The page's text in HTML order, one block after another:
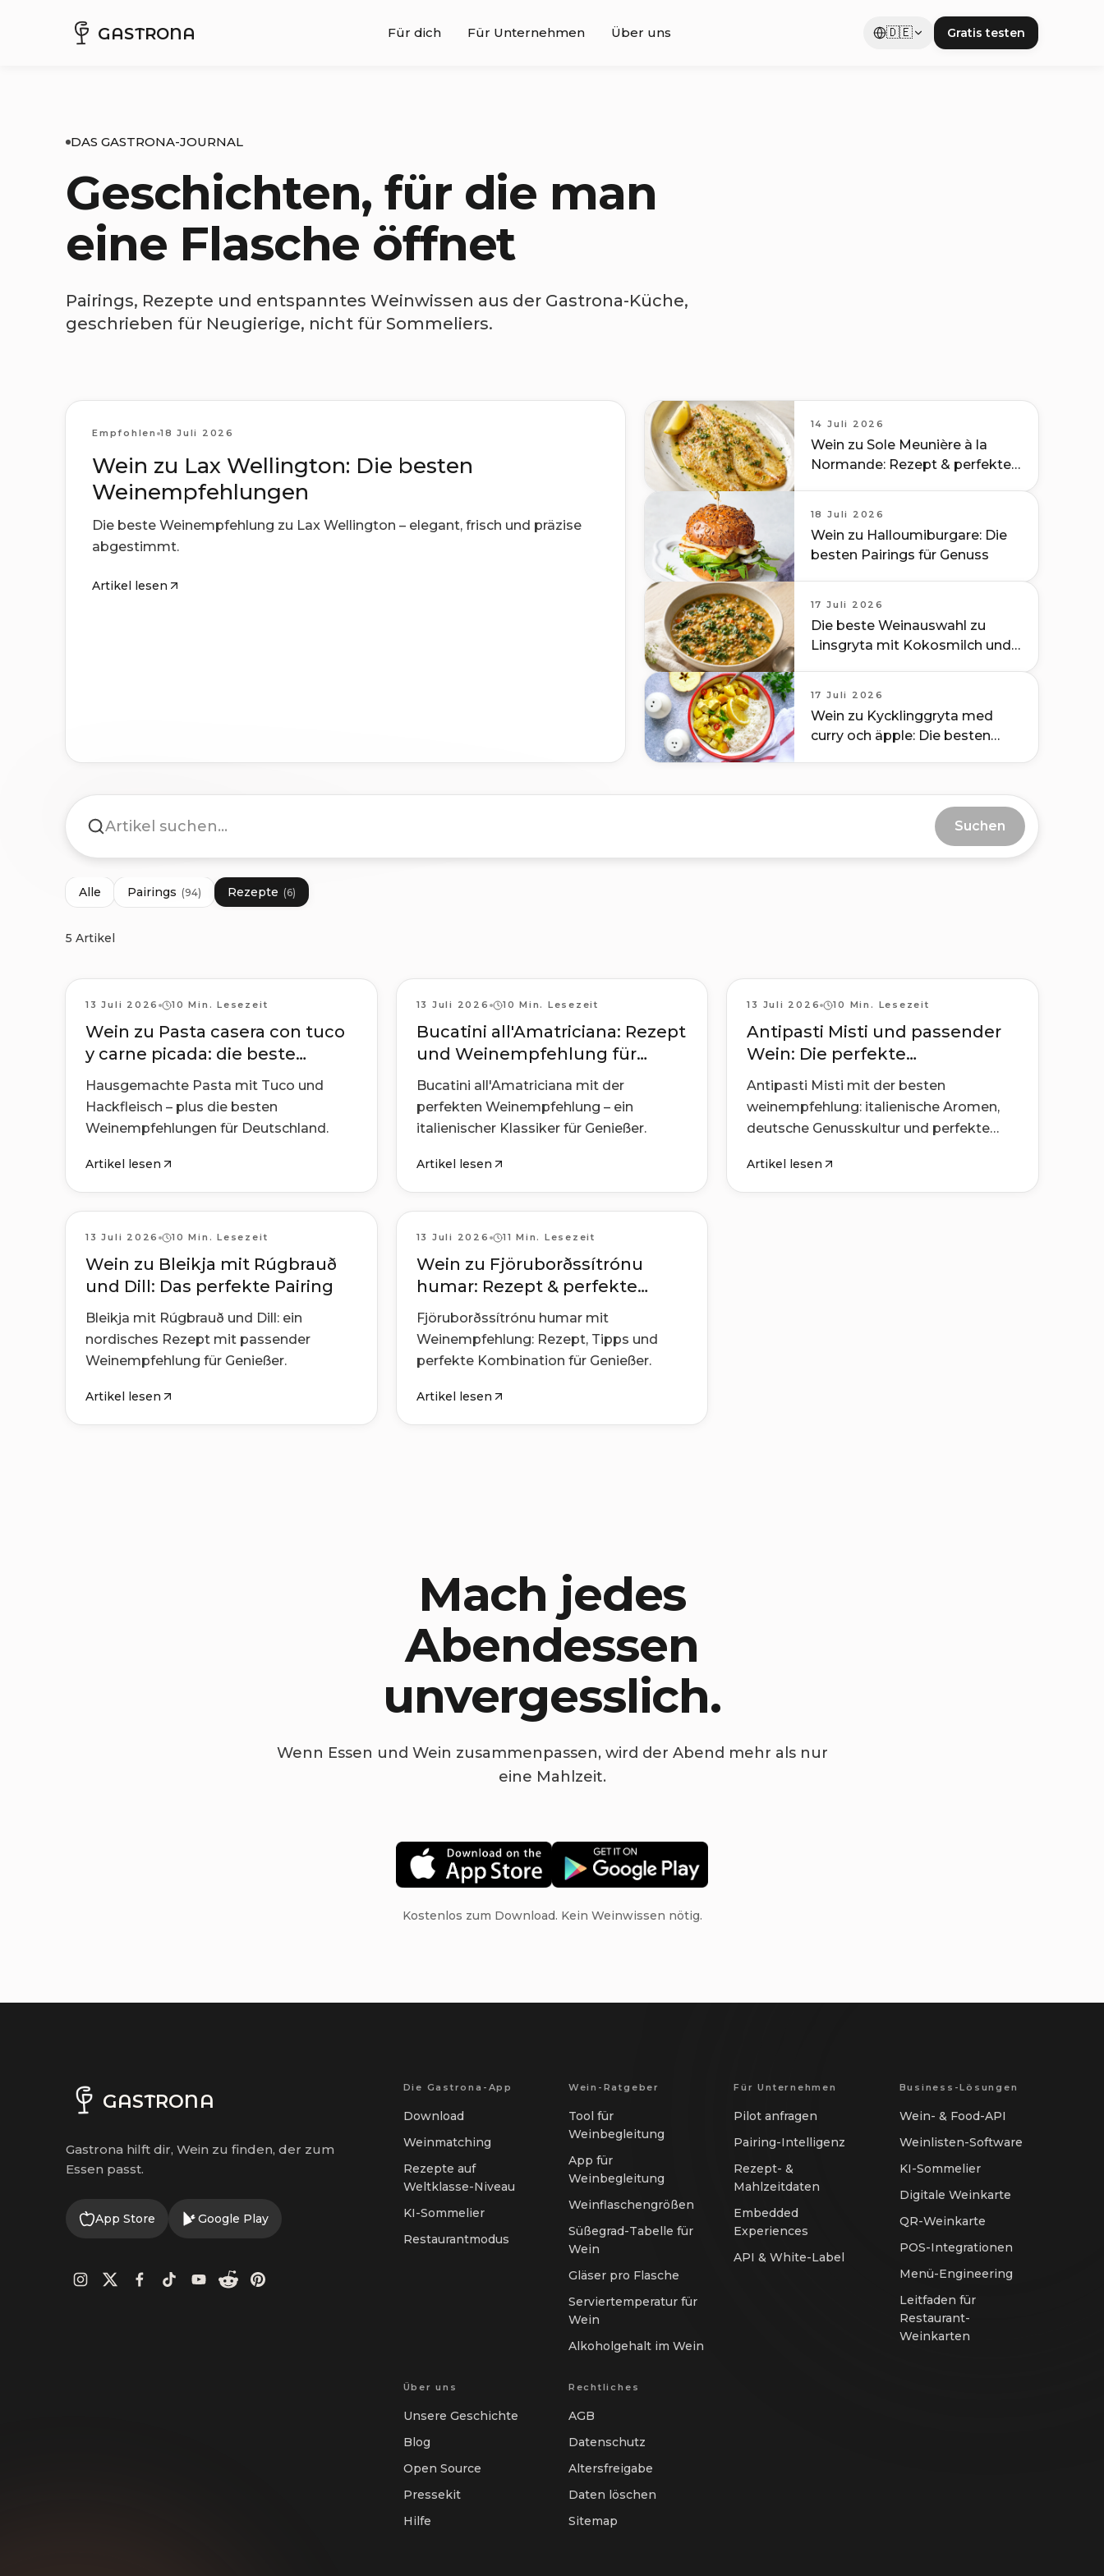
GASTRONA Für dich Für Unternehmen Über uns 🇩🇪 Gratis testen
DAS GASTRONA-JOURNAL
Geschichten, für die man
eine Flasche öffnet
Pairings, Rezepte und entspanntes Weinwissen aus der Gastrona-Küche,
geschrieben für Neugierige, nicht für Sommeliers.
Empfohlen 18 Juli 2026
Wein zu Lax Wellington: Die besten
Weinempfehlungen
Die beste Weinempfehlung zu Lax Wellington – elegant, frisch und präzise
abgestimmt.
Artikel lesen
14 Juli 2026
Wein zu Sole Meunière à la
Normande: Rezept & perfekte
18 Juli 2026
Wein zu Halloumiburgare: Die
besten Pairings für Genuss
17 Juli 2026
Die beste Weinauswahl zu
Linsgryta mit Kokosmilch und
17 Juli 2026
Wein zu Kycklinggryta med
curry och äpple: Die besten
Suchen
Alle Pairings (94) Rezepte (6)
5 Artikel
13 Juli 2026 10 Min. Lesezeit
Wein zu Pasta casera con tuco
y carne picada: die beste
Paarung
Hausgemachte Pasta mit Tuco und
Hackfleisch – plus die besten
Weinempfehlungen für Deutschland.
Artikel lesen
13 Juli 2026 10 Min. Lesezeit
Bucatini all'Amatriciana: Rezept
und Weinempfehlung für
Genießer
Bucatini all'Amatriciana mit der
perfekten Weinempfehlung – ein
italienischer Klassiker für Genießer.
Artikel lesen
13 Juli 2026 10 Min. Lesezeit
Antipasti Misti und passender
Wein: Die perfekte
Kombination
Antipasti Misti mit der besten
weinempfehlung: italienische Aromen,
deutsche Genusskultur und perfekte
Artikel lesen
13 Juli 2026 10 Min. Lesezeit
Wein zu Bleikja mit Rúgbrauð
und Dill: Das perfekte Pairing
Bleikja mit Rúgbrauð und Dill: ein
nordisches Rezept mit passender
Weinempfehlung für Genießer.
Artikel lesen
13 Juli 2026 11 Min. Lesezeit
Wein zu Fjöruborðssítrónu
humar: Rezept & perfekte
Kombination
Fjöruborðssítrónu humar mit
Weinempfehlung: Rezept, Tipps und
perfekte Kombination für Genießer.
Artikel lesen
Mach jedes
Abendessen
unvergesslich.
Wenn Essen und Wein zusammenpassen, wird der Abend mehr als nur
eine Mahlzeit.
Kostenlos zum Download. Kein Weinwissen nötig.
GASTRONA
Gastrona hilft dir, Wein zu finden, der zum
Essen passt.
App Store Google Play
Die Gastrona-App
Download
Weinmatching
Rezepte auf
Weltklasse-Niveau
KI-Sommelier
Restaurantmodus
Wein-Ratgeber
Tool für
Weinbegleitung
App für
Weinbegleitung
Weinflaschengrößen
Süßegrad-Tabelle für
Wein
Gläser pro Flasche
Serviertemperatur für
Wein
Alkoholgehalt im Wein
Für Unternehmen
Pilot anfragen
Pairing-Intelligenz
Rezept- &
Mahlzeitdaten
Embedded
Experiences
API & White-Label
Business-Lösungen
Wein- & Food-API
Weinlisten-Software
KI-Sommelier
Digitale Weinkarte
QR-Weinkarte
POS-Integrationen
Menü-Engineering
Leitfaden für
Restaurant-
Weinkarten
Über uns
Unsere Geschichte
Blog
Open Source
Pressekit
Hilfe
Rechtliches
AGB
Datenschutz
Altersfreigabe
Daten löschen
Sitemap